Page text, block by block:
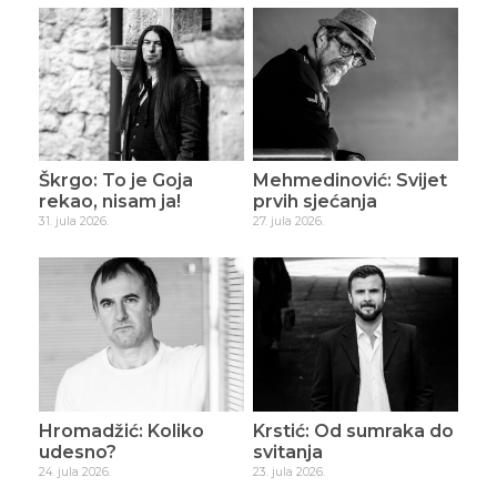
Škrgo: To je Goja
rekao, nisam ja!
31. jula 2026.
Mehmedinović: Svijet
prvih sjećanja
27. jula 2026.
Hromadžić: Koliko
udesno?
24. jula 2026.
Krstić: Od sumraka do
svitanja
23. jula 2026.